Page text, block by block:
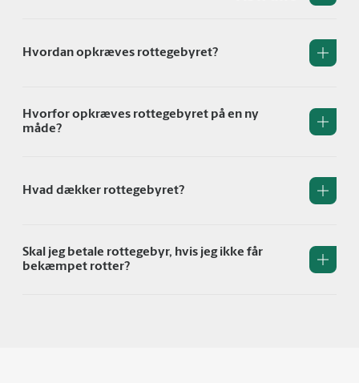
Hvordan opkræves rottegebyret?
Hvorfor opkræves rottegebyret på en ny
måde?
Hvad dækker rottegebyret?
Skal jeg betale rottegebyr, hvis jeg ikke får
bekæmpet rotter?